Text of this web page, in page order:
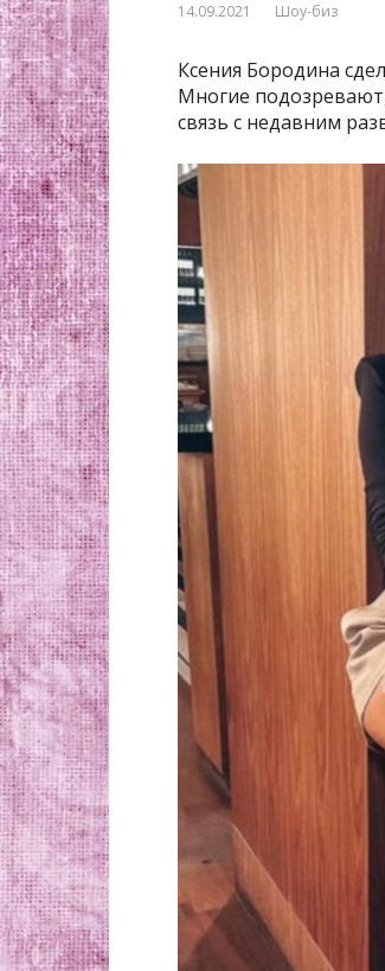
14.09.2021 Шоу-биз
Ксения Бородина
Многие
связь с недавним